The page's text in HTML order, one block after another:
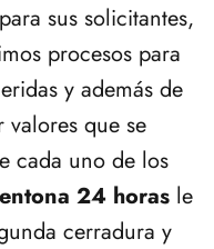
sus solicitantes,
procesos para
y además de
que se
cada uno de los
24 horas le
cerradura y